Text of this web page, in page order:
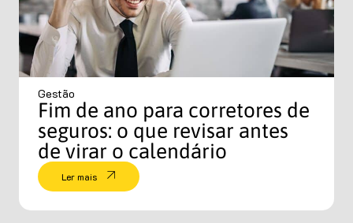
Gestão
Fim de ano para corretores de
seguros: o que revisar antes
de virar o calendário
Ler mais